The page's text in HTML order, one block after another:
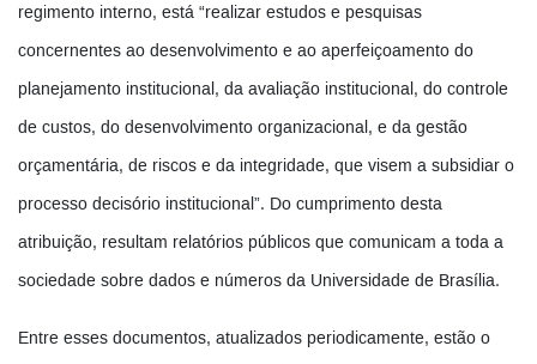
regimento interno, está “realizar estudos e pesquisas
concernentes ao desenvolvimento e ao aperfeiçoamento do
planejamento institucional, da avaliação institucional, do controle
de custos, do desenvolvimento organizacional, e da gestão
orçamentária, de riscos e da integridade, que visem a subsidiar o
processo decisório institucional”. Do cumprimento desta
atribuição, resultam relatórios públicos que comunicam a toda a
sociedade sobre dados e números da Universidade de Brasília.
Entre esses documentos, atualizados periodicamente, estão o